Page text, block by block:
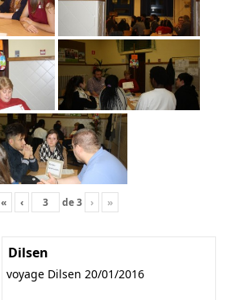
« ‹ de3 › »
Dilsen
voyage Dilsen 20/01/2016